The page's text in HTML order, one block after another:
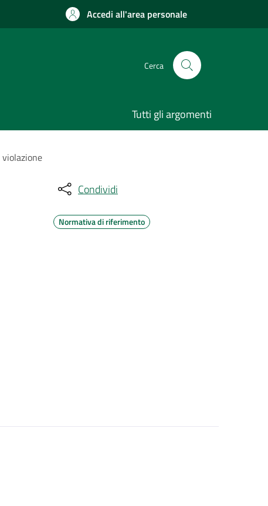
Accedi all'area personale
Cerca
Tutti gli argomenti
Condividi
Normativa di riferimento